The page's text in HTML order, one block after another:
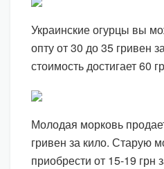
Украинские огурцы вы
опту от 30 до 35 гривен
стоимость достигает 60
Молодая морковь
гривен за кило. Старую
приобрести от 15-19 грн